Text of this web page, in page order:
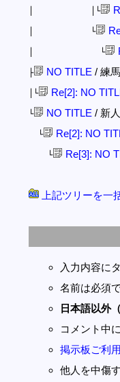
│ │└
│ └
│ └
├ NO TITLE / 練
│└ Re[2]: NO
└ NO TITLE / 新
└ Re[2]: NO
└ Re[3]: NO
上記ツリーを一
入力内容に
名前は必須で
日本語以外
コメント中に
掲示板ご利
他人を中傷